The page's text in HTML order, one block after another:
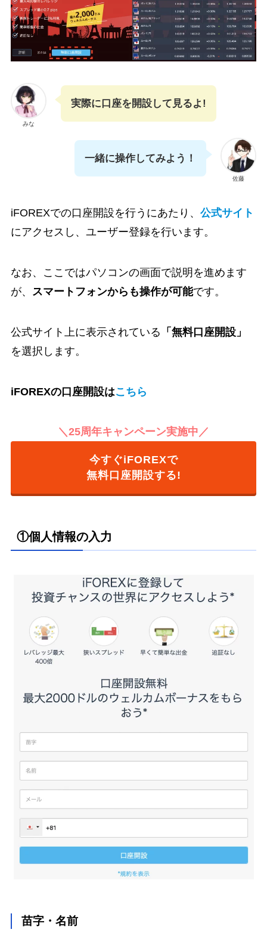
みな
実際に口座を開設して見るよ!
佐藤
一緒に操作してみよう！
iFOREXでの口座開設を行うにあたり、 公式サイト
にアクセスし、ユーザー登録を行います。
なお、ここではパソコンの画面で説明を進めます
が、
スマートフォンからも操作が可能です。
公式サイト上に表示されている 「無料口座開設」
を選択します。
iFOREXの口座開設はこちら
＼25周年キャンペーン実施中／
今すぐiFOREXで
無料口座開設する!
①個人情報の入力
苗字・名前